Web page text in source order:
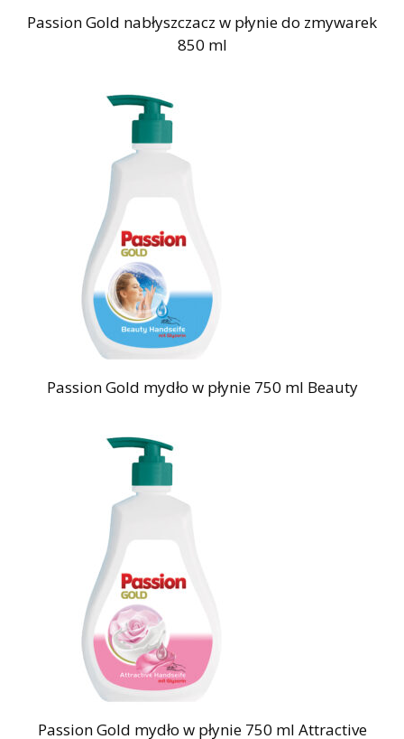
Passion Gold nabłyszczacz w płynie do zmywarek
850 ml
Passion Gold mydło w płynie 750 ml Beauty
Passion Gold mydło w płynie 750 ml Attractive